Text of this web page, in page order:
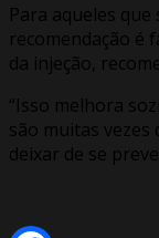
Para aqueles
recomendação é
da injeção,
“Isso melhora
são muitas
deixar de se